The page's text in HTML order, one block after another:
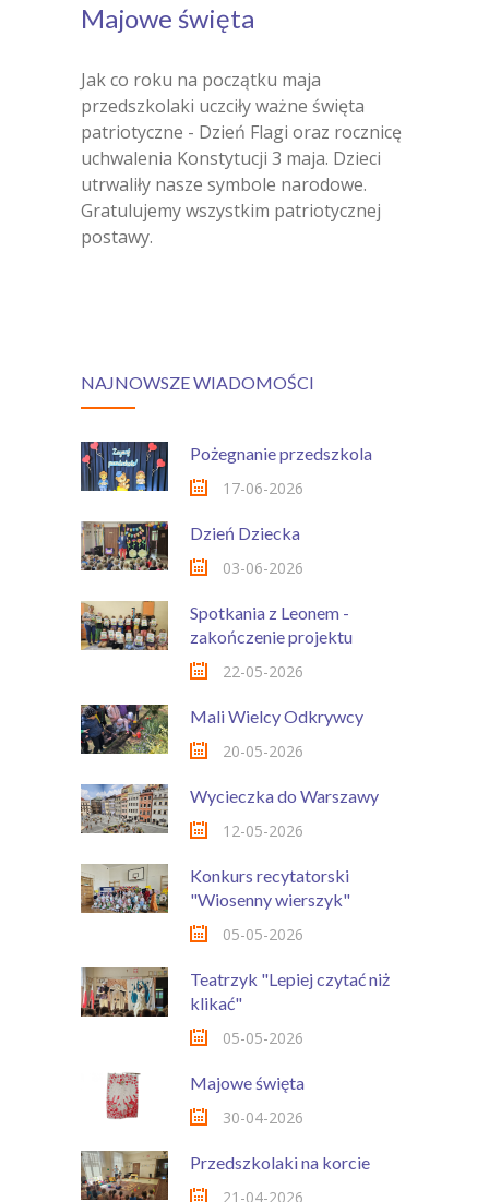
Majowe święta
Jak co roku na początku maja
przedszkolaki uczciły ważne święta
patriotyczne - Dzień Flagi oraz rocznicę
uchwalenia Konstytucji 3 maja. Dzieci
utrwaliły nasze symbole narodowe.
Gratulujemy wszystkim patriotycznej
postawy.
NAJNOWSZE WIADOMOŚCI
Pożegnanie przedszkola
17-06-2026
Dzień Dziecka
03-06-2026
Spotkania z Leonem -
zakończenie projektu
22-05-2026
Mali Wielcy Odkrywcy
20-05-2026
Wycieczka do Warszawy
12-05-2026
Konkurs recytatorski
"Wiosenny wierszyk"
05-05-2026
Teatrzyk "Lepiej czytać niż
klikać"
05-05-2026
Majowe święta
30-04-2026
Przedszkolaki na korcie
21-04-2026